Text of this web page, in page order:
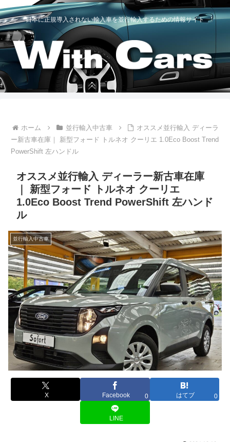
日本に正規導入されない輸入車を並行輸入するための情報サイト
ホーム 並行輸入中古車
オススメ並行輸入 ディーラ
ー新古車在庫｜ 新型フォード トルネオ クーリエ 1.0Eco Boost Trend
PowerShift 左ハンドル
オススメ並行輸入 ディーラー新古車在庫
｜ 新型フォード トルネオ クーリエ
1.0Eco Boost Trend PowerShift 左ハンド
ル
並行輸入中古車
X Facebook 0 はてブ 0
LINE